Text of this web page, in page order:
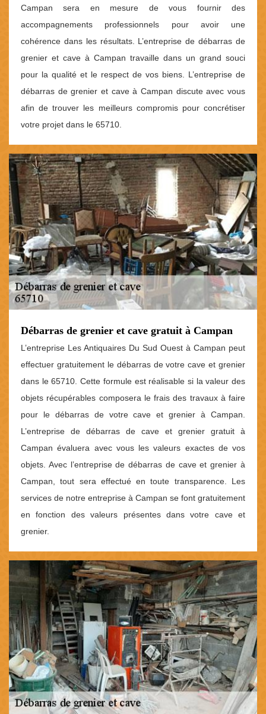
Campan sera en mesure de vous fournir des
accompagnements professionnels pour avoir une
cohérence dans les résultats. L’entreprise de débarras de
grenier et cave à Campan travaille dans un grand souci
pour la qualité et le respect de vos biens. L’entreprise de
débarras de grenier et cave à Campan discute avec vous
afin de trouver les meilleurs compromis pour concrétiser
votre projet dans le 65710.
Débarras de grenier et cave gratuit à Campan
L’entreprise Les Antiquaires Du Sud Ouest à Campan peut
effectuer gratuitement le débarras de votre cave et grenier
dans le 65710. Cette formule est réalisable si la valeur des
objets récupérables composera le frais des travaux à faire
pour le débarras de votre cave et grenier à Campan.
L’entreprise de débarras de cave et grenier gratuit à
Campan évaluera avec vous les valeurs exactes de vos
objets. Avec l’entreprise de débarras de cave et grenier à
Campan, tout sera effectué en toute transparence. Les
services de notre entreprise à Campan se font gratuitement
en fonction des valeurs présentes dans votre cave et
grenier.